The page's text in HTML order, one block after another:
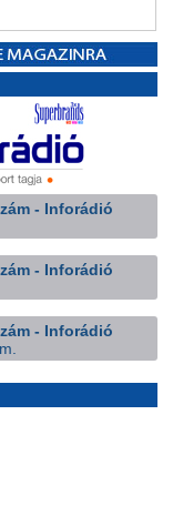
- Inforádió
- Inforádió
- Inforádió